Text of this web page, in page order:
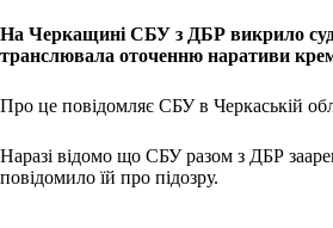
На Черкащині СБУ з ДБР викрило
транслювала оточенню наративи
Про це повідомляє СБУ в Черкаській
Наразі відомо що СБУ разом з ДБР
повідомило їй про підозру.